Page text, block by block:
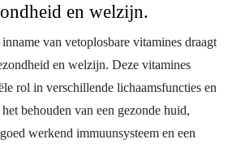
en welzijn.
van vetoplosbare vitamines draagt
en welzijn. Deze vitamines
rol in verschillende lichaamsfuncties en
behouden van een gezonde huid,
werkend immuunsysteem en een